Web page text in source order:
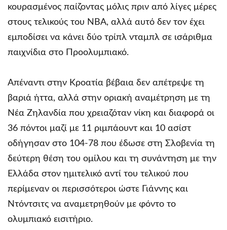
κουρασμένος παίζοντας μόλις πριν από λίγες μέρες
στους τελικούς του ΝΒΑ, αλλά αυτό δεν τον έχει
εμποδίσει να κάνει δύο τρίπλ νταμπλ σε ισάριθμα
παιχνίδια στο Προολυμπιακό.
Απέναντι στην Κροατία βέβαια δεν απέτρεψε τη
βαριά ήττα, αλλά στην οριακή αναμέτρηση με τη
Νέα Ζηλανδία που χρειαζόταν νίκη και διαφορά οι
36 πόντοι μαζί με 11 ριμπάουντ και 10 ασίστ
οδήγησαν στο 104-78 που έδωσε στη Σλοβενία τη
δεύτερη θέση του ομίλου και τη συνάντηση με την
Ελλάδα στον ημιτελικό αντί του τελικού που
περίμεναν οι περισσότεροι ώστε Γιάννης και
Ντόντσιτς να αναμετρηθούν με φόντο το
ολυμπιακό εισιτήριο.